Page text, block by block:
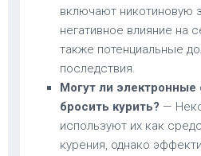
включают никотиновую
негативное влияние на
также потенциальные
последствия.
Могут ли электронные
бросить курить? —
используют их как
курения, однако